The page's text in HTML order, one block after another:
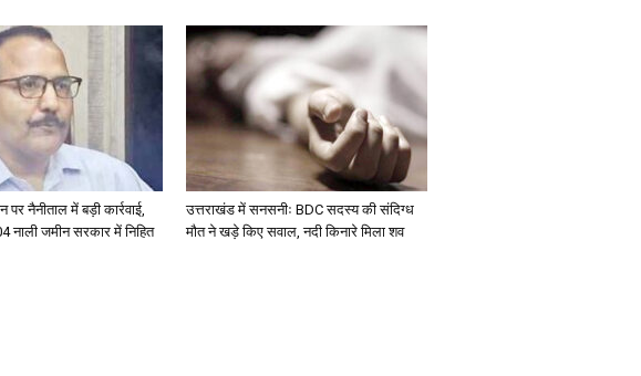
नैनीताल में बड़ी कार्रवाई,
नाली जमीन सरकार में निहित
उत्तराखंड में सनसनीः BDC सदस्य की संदिग्ध
मौत ने खड़े किए सवाल, नदी किनारे मिला शव